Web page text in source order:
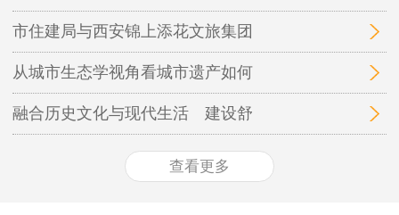
市住建局与西安锦上添花文旅集团
从城市生态学视角看城市遗产如何
融合历史文化与现代生活 建设舒
查看更多